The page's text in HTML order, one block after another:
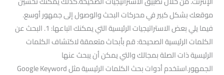
موقعك بشكل كبير في محركات البحث والوصول إلى جمهور أوسع.
فيما يلي بعض الاستراتيجيات الرئيسية التي يمكنك اتباعها: 1. البحث عن
الكلمات الرئيسية الصحيحة: قم بأبحاث متعمقة لاكتشاف الكلمات
الرئيسية ذات الصلة بمجالك والتي يمكن أن يبحث عنها
الجمهور.استخدم أدوات بحث الكلمات الرئيسية مثل Google Keyword